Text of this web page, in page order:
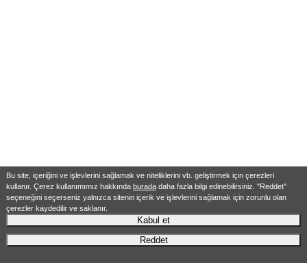
Bu site, içeriğini ve işlevlerini sağlamak ve niteliklerini vb. geliştirmek için çerezleri
kullanır. Çerez kullanımımız hakkında buradadaha fazla bilgi edinebilirsiniz. "Reddet"
seçeneğini seçerseniz yalnızca sitenin içerik ve işlevlerini sağlamak için zorunlu olan
çerezler kaydedilir ve saklanır.
Kabul et
Reddet